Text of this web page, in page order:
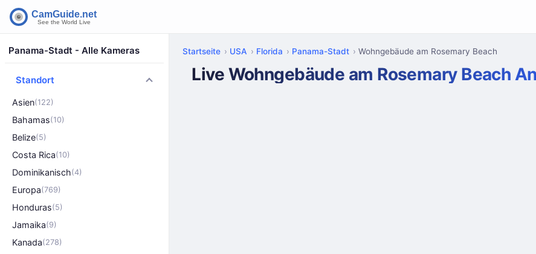
Panama-Stadt - Alle Kameras
Standort
Asien(122)
Bahamas(10)
Belize(5)
Costa Rica(10)
Dominikanisch(4)
Europa(769)
Honduras(5)
Jamaika(9)
Kanada(278)
Startseite USA Florida Panama-Stadt Wohngebäude am Rosemary Beach
Live Wohngebäude am Rosemary Beach